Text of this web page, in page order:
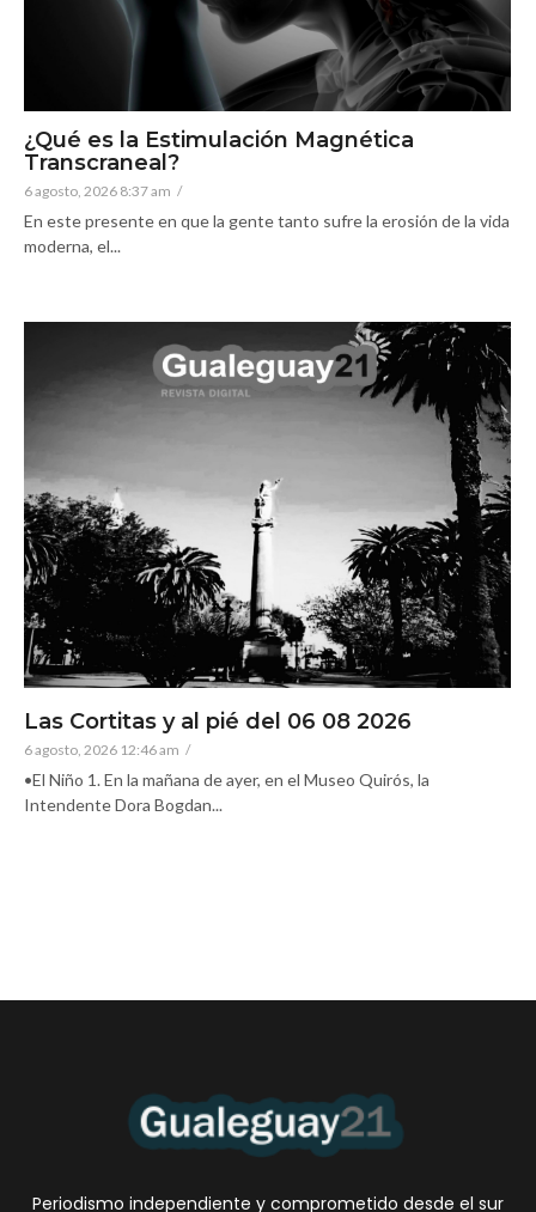
¿Qué es la Estimulación Magnética
Transcraneal?
6 agosto, 2026 8:37 am /
En este presente en que la gente tanto sufre la erosión de la vida
moderna, el...
Las Cortitas y al pié del 06 08 2026
6 agosto, 2026 12:46 am /
•El Niño 1. En la mañana de ayer, en el Museo Quirós, la
Intendente Dora Bogdan...
Periodismo independiente y comprometido desde el sur